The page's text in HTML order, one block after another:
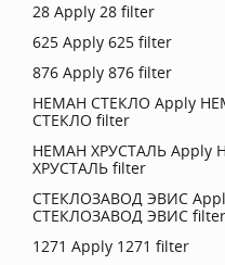
28 Apply 28 filter
625 Apply 625 filter
876 Apply 876 filter
НЕМАН СТЕКЛО Apply
СТЕКЛО filter
НЕМАН ХРУСТАЛЬ Apply
ХРУСТАЛЬ filter
СТЕКЛОЗАВОД ЭВИС
СТЕКЛОЗАВОД ЭВИС filter
1271 Apply 1271 filter